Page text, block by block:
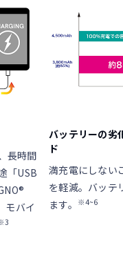
長時間
「USB
モバイ
バッテリーの劣
ド
満充電にしない
を軽減。バッテ
ます。
※4~6